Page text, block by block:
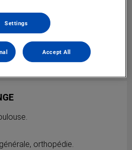
orthopédie.
Settings
Accept All